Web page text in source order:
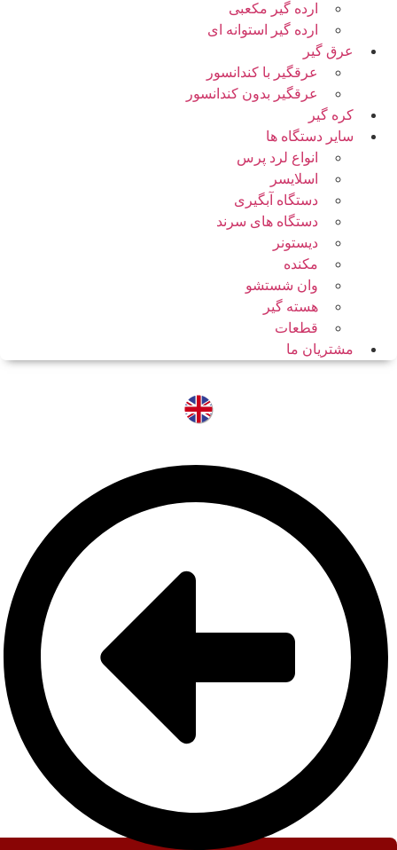
ارده گیر مکعبی
ارده گیر استوانه ای
عرق گیر
عرقگیر با کندانسور
عرقگیر بدون کندانسور
کره گیر
سایر دستگاه ها
انواع لرد پرس
اسلایسر
دستگاه آبگیری
دستگاه های سرند
دیستونر
مکنده
وان شستشو
هسته گیر
قطعات
مشتریان ما